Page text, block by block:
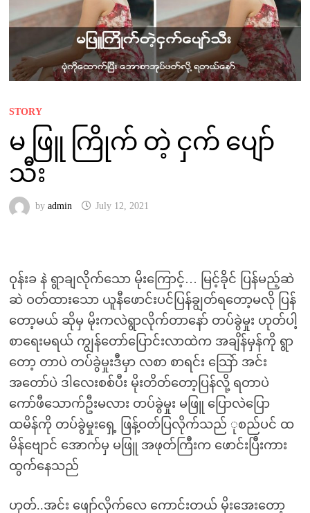
STORY
မ ဖြူ ကြိုက် တဲ့ ငှက် ပျော်
သီး
by admin July 12, 2021
ဝုန်းခ နဲ ရွာချလိုက်သော မိုးကြောင့်… မြင့်ခိုင် ပြန်မည့်ဆဲ
ဆဲ ဝတ်ထားသော ယူနီဖောင်းပင်ပြန်ချွတ်ရတော့မလို ပြန်
တော့မယ် ဆိုမှ မိုးကလဲရွာလိုက်တာနော် တပ်ခွဲမှုး ဟုတ်ပါ့
စာရေးမရယ် ကျွန်တော်ပြောင်းလာထဲက အချိန်မှန်ကို ရွာ
တော့ တာပဲ တပ်ခွဲမှုးဒီမှာ လစာ စာရင်း သြော် အင်း
အတော်ပဲ ဒါလေးစစ်ပီး မိုးတိတ်တော့ပြန်လို့ ရတာပဲ
ကော်ဖီသောက်ဦးမလား တပ်ခွဲမှုး မဖြူ ပြောလဲပြော
ထမိန်ကို တပ်ခွဲမှုးရှေ့ ဖြန့်ဝတ်ပြလိုက်သည် ုစည်ပင် ထ
မိန်ဗျောင် အောက်မှ မဖြူ အဖုတ်ကြီးက ဖောင်းပြီးကား
ထွက်နေသည်
ဟုတ်..အင်း ဖျော်လိုက်လေ ကောင်းတယ် မိုးအေးတော့